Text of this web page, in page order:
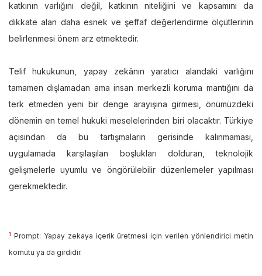
katkının varlığını değil, katkının niteliğini ve kapsamını da
dikkate alan daha esnek ve şeffaf değerlendirme ölçütlerinin
belirlenmesi önem arz etmektedir.
Telif hukukunun, yapay zekânın yaratıcı alandaki varlığını
tamamen dışlamadan ama insan merkezli koruma mantığını da
terk etmeden yeni bir denge arayışına girmesi, önümüzdeki
dönemin en temel hukuki meselelerinden biri olacaktır. Türkiye
açısından da bu tartışmaların gerisinde kalınmaması,
uygulamada karşılaşılan boşlukları dolduran, teknolojik
gelişmelerle uyumlu ve öngörülebilir düzenlemeler yapılması
gerekmektedir.
1 Prompt: Yapay zekaya içerik üretmesi için verilen yönlendirici metin
komutu ya da girdidir.